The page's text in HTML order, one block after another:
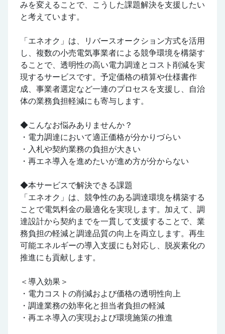
みを変えることで、こうした課題解決を支援したい
と考えています。
「エネオク」は、リバースオークション方式を活用
し、複数の小売電気事業者による競争環境を構築す
ることで、透明性の高い電力調達とコスト削減を実
現するサービスです。予定価格の積算や仕様書作
成、事業者選定など一連のプロセスを支援し、自治
体の業務負担軽減にも寄与します。
◆こんなお悩みありませんか？
・電力調達において適正価格が分かりづらい
・入札や契約業務の負担が大きい
・再エネ導入を進めたいが進め方が分からない
◆本サービスで解決できる課題
「エネオク」は、競争性のある調達環境を構築する
ことで電気料金の最適化を実現します。加えて、調
達設計から契約までを一貫して支援することで、業
務負担の軽減と調達品質の向上を両立します。再生
可能エネルギーの導入支援にも対応し、脱炭素化の
推進にも貢献します。
＜導入効果＞
・電力コストの削減および価格の透明性向上
・調達業務の効率化と担当者負担の軽減
・再エネ導入の実現および環境施策の推進